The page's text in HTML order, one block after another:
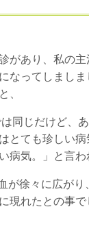
があり、私の
なってしまし
、
は同じだけど、
とても珍しい病
病気。」と言わ
が徐々に広が
現れたとの事で